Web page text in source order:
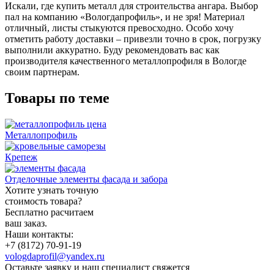
Искали, где купить металл для строительства ангара. Выбор
пал на компанию «Вологдапрофиль», и не зря! Материал
отличный, листы стыкуются превосходно. Особо хочу
отметить работу доставки – привезли точно в срок, погрузку
выполнили аккуратно. Буду рекомендовать вас как
производителя качественного металлопрофиля в Вологде
своим партнерам.
Товары по теме
Металлопрофиль
Крепеж
Отделочные элементы фасада и забора
Хотите узнать точную
стоимость товара?
Бесплатно расчитаем
ваш заказ.
Наши контакты:
+7 (8172) 70-91-19
vologdaprofil@yandex.ru
Оставьте заявку и наш специалист свяжется